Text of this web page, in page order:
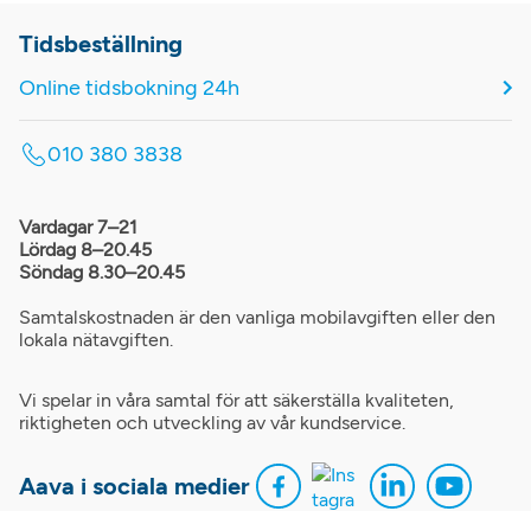
Tidsbeställning
Online tidsbokning 24h
010 380 3838
Vardagar 7–21
Lördag 8–20.45
Söndag 8.30–20.45
Samtalskostnaden är den vanliga mobilavgiften eller den
lokala nätavgiften.
Vi spelar in våra samtal för att säkerställa kvaliteten,
riktigheten och utveckling av vår kundservice.
Aava i sociala medier